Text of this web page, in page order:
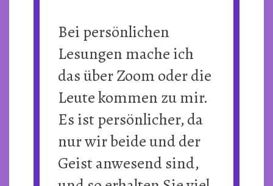
Bei persönlichen
Lesungen mache ich
das über Zoom oder die
Leute kommen zu mir.
Es ist persönlicher, da
nur wir beide und der
Geist anwesend sind,